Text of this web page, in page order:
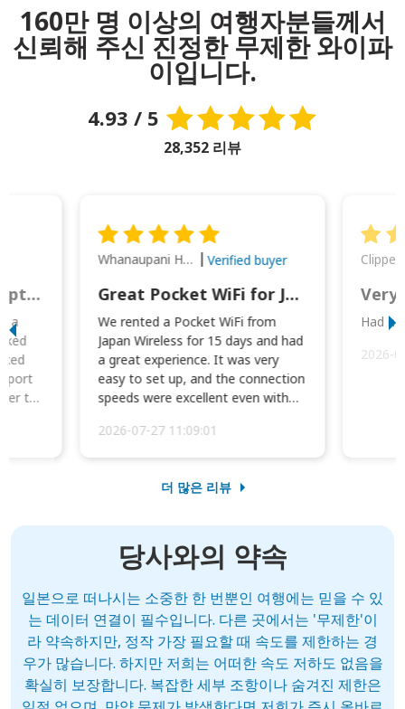
160만 명 이상의 여행자분들께서
신뢰해 주신 진정한 무제한 와이파
이입니다.
4.93 / 5
28,352 리뷰
This was wonderful option to a family of four. Everything worked smoothly.
a
to
Whanaupani Henry Joseph Macown Verified buyer
Great Pocket WiFi for Japan Travel
We rented a Pocket WiFi from
Japan Wireless for 15 days and had
a great experience. It was very
easy to set up, and the connection
speeds were excellent even with
2026-07-27 11:09:01
Very
Had
2026-
더 많은 리뷰
당사와의 약속
일본으로 떠나시는 소중한 한 번뿐인 여행에는 믿을 수 있
는 데이터 연결이 필수입니다. 다른 곳에서는 '무제한'이
라 약속하지만, 정작 가장 필요할 때 속도를 제한하는 경
우가 많습니다. 하지만 저희는 어떠한 속도 저하도 없음을
확실히 보장합니다. 복잡한 세부 조항이나 숨겨진 제한은